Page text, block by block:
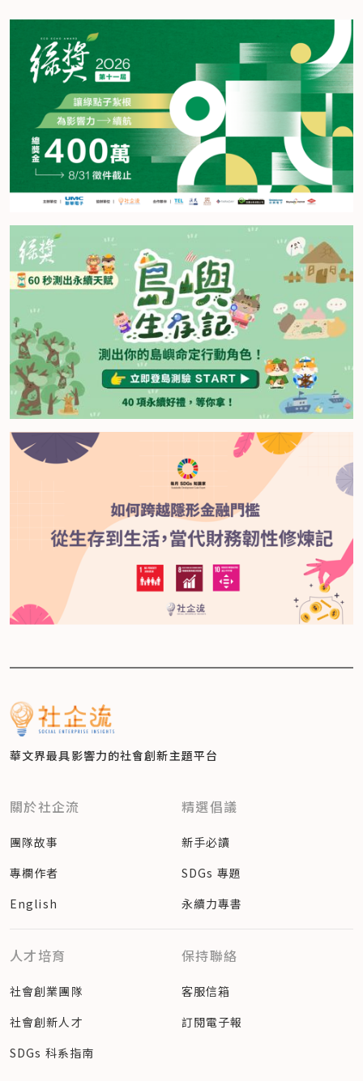
華文界最具影響力的社會創新主題平台
關於社企流
團隊故事
專欄作者
English
精選倡議
新手必讀
SDGs 專題
永續力專書
人才培育
社會創業團隊
社會創新人才
SDGs 科系指南
保持聯絡
客服信箱
訂閱電子報